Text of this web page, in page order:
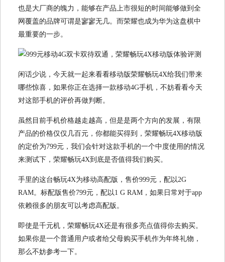
也是大厂商的魄力，能够在产品上市很短的时间能够做到全
网覆盖的品牌可谓是寥寥无几。而荣耀也成为华为这盘棋中
最重要的一步。
闲话少说，今天就一起来看看移动版荣耀畅玩4X给我们带来
哪些惊喜，如果你正在选择一款移动4G手机，不妨看看今天
对这部手机的评价再做判断。
虽然目前手机价格越走越高，但是是两个方向的发展，有限
产品的价格仅仅几百元，你都能买得到，荣耀畅玩4X移动版
的定价为799元，我们会针对这款手机的一个中度使用的情况
来测试下，荣耀畅玩4X到底是否值得我们购买。
手里的这台畅玩4X为移动高配版，售价999元，配以2G
RAM。标配版售价799元，配以1 G RAM，如果日常对于app
依赖很多的朋友可以考虑高配版。
即使是千元机，荣耀畅玩4X还是有很多亮点值得你去购买。
如果你是一个普通用户或者给父母购买手机作为年终礼物，
那么不妨参考一下。